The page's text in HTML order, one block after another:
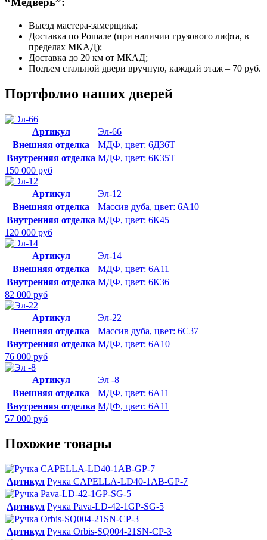
Выезд мастера-замерщика;
Доставка по Рошале (при наличии грузового лифта, в
пределах МКАД);
Доставка до 20 км от МКАД;
Подъем стальной двери вручную, каждый этаж – 70 руб.
Портфолио наших дверей
Артикул
Эл-66
Внешняя отделка
МДФ, цвет: 6Д36Т
Внутренняя отделка МДФ, цвет: 6К35Т
150 000 руб
Артикул
Эл-12
Внешняя отделка
Массив дуба, цвет: 6А10
Внутренняя отделка МДФ, цвет: 6К45
120 000 руб
Артикул
Эл-14
Внешняя отделка
МДФ, цвет: 6А11
Внутренняя отделка МДФ, цвет: 6К36
82 000 руб
Артикул
Эл-22
Внешняя отделка
Массив дуба, цвет: 6С37
Внутренняя отделка МДФ, цвет: 6А10
76 000 руб
Артикул
Эл -8
Внешняя отделка
МДФ, цвет: 6А11
Внутренняя отделка МДФ, цвет: 6А11
57 000 руб
Похожие товары
Артикул Ручка CAPELLA-LD40-1AB-GP-7
Артикул Ручка Pava-LD-42-1GP-SG-5
Артикул Ручка Orbis-SQ004-21SN-CP-3